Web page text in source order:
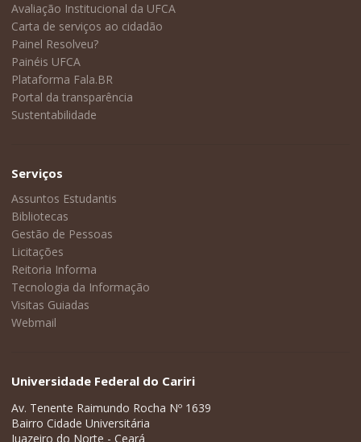
Avaliação Institucional da UFCA
Carta de serviços ao cidadão
Painel Resolveu?
Painéis UFCA
Plataforma Fala.BR
Portal da transparência
Sustentabilidade
Serviços
Assuntos Estudantis
Bibliotecas
Gestão de Pessoas
Licitações
Reitoria Informa
Tecnologia da Informação
Visitas Guiadas
Webmail
Universidade Federal do Cariri
Av. Tenente Raimundo Rocha Nº 1639
Bairro Cidade Universitária
Juazeiro do Norte - Ceará